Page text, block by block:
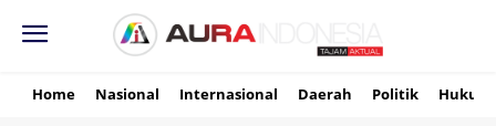
Home Nasional Internasional Daerah Politik Hukum